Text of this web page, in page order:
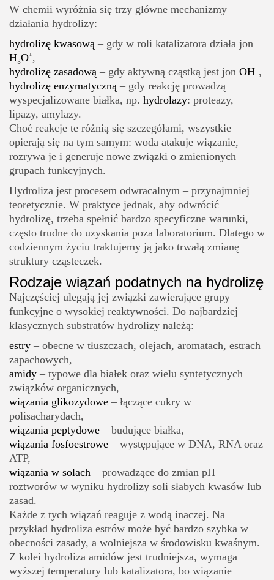
W chemii wyróżnia się trzy główne mechanizmy
działania hydrolizy:
hydrolizę kwasową – gdy w roli katalizatora działa jon
H₃O⁺,
hydrolizę zasadową – gdy aktywną cząstką jest jon OH⁻,
hydrolizę enzymatyczną – gdy reakcję prowadzą
wyspecjalizowane białka, np. hydrolazy: proteazy,
lipazy, amylazy.
Choć reakcje te różnią się szczegółami, wszystkie
opierają się na tym samym: woda atakuje wiązanie,
rozrywa je i generuje nowe związki o zmienionych
grupach funkcyjnych.
Hydroliza jest procesem odwracalnym – przynajmniej
teoretycznie. W praktyce jednak, aby odwrócić
hydrolizę, trzeba spełnić bardzo specyficzne warunki,
często trudne do uzyskania poza laboratorium. Dlatego w
codziennym życiu traktujemy ją jako trwałą zmianę
struktury cząsteczek.
Rodzaje wiązań podatnych na hydrolizę
Najczęściej ulegają jej związki zawierające grupy
funkcyjne o wysokiej reaktywności. Do najbardziej
klasycznych substratów hydrolizy należą:
estry – obecne w tłuszczach, olejach, aromatach, estrach
zapachowych,
amidy – typowe dla białek oraz wielu syntetycznych
związków organicznych,
wiązania glikozydowe – łączące cukry w
polisacharydach,
wiązania peptydowe – budujące białka,
wiązania fosfoestrowe – występujące w DNA, RNA oraz
ATP,
wiązania w solach – prowadzące do zmian pH
roztworów w wyniku hydrolizy soli słabych kwasów lub
zasad.
Każde z tych wiązań reaguje z wodą inaczej. Na
przykład hydroliza estrów może być bardzo szybka w
obecności zasady, a wolniejsza w środowisku kwaśnym.
Z kolei hydroliza amidów jest trudniejsza, wymaga
wyższej temperatury lub katalizatora, bo wiązanie